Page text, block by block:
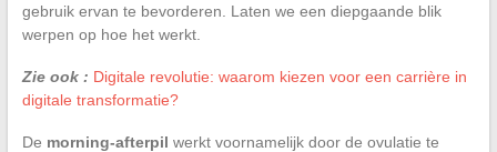
gebruik ervan te bevorderen. Laten we een diepgaande blik
werpen op hoe het werkt.
Zie ook : Digitale revolutie: waarom kiezen voor een carrière in
digitale transformatie?
De morning-afterpil werkt voornamelijk door de ovulatie te